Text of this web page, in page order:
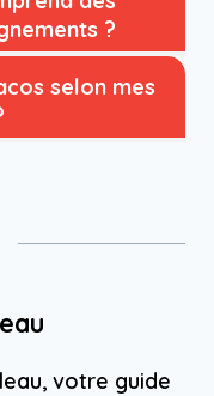
?
selon mes
votre guide